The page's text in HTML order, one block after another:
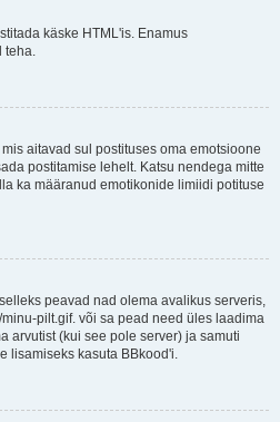
käske HTML'is. Enamus
teha.
aitavad sul postituses oma emotsioone
postitamise lehelt. Katsu nendega mitte
ka määranud emotikonide limiidi potituse
peavad nad olema avalikus serveris,
pilt.gif. või sa pead need üles laadima
arvutist (kui see pole server) ja samuti
lisamiseks kasuta BBkood'i.